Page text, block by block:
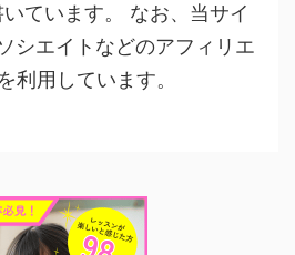
ています。 なお、当サイ
シエイトなどのアフィリエ
利用しています。